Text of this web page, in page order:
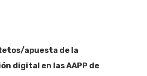
apuesta de la
digital en las AAPP de